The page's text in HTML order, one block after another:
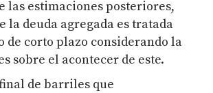
las estimaciones posteriores,
la deuda agregada es tratada
de corto plazo considerando la
sobre el acontecer de este.
de barriles que